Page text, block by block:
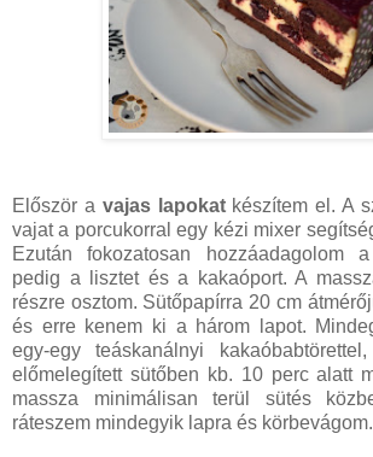
Először a vajas lapokatkészítem el. A
vajat a porcukorral egy kézi mixer
Ezután fokozatosan hozzáadagolom
pedig a lisztet és a kakaóport. A
részre osztom. Sütőpapírra 20 cm
és erre kenem ki a három lapot.
egy-egy teáskanálnyi
előmelegített sütőben kb. 10 perc alatt
massza minimálisan terül sütés
ráteszem mindegyik lapra és